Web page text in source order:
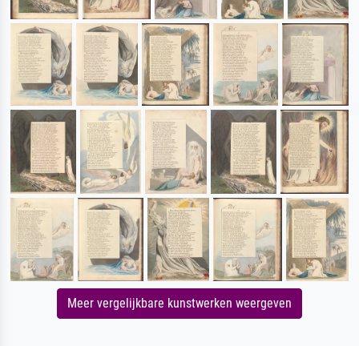
Meer vergelijkbare kunstwerken weergeven